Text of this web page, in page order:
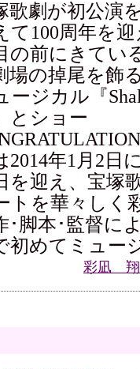
劇が初公演
て100周年を
の前にきてい
場の掉尾を飾
ージカル『
とショー
2014年1月2日
を迎え、宝塚
トを華々し
･脚本･監督に
初めてミュー
彩凪 翔